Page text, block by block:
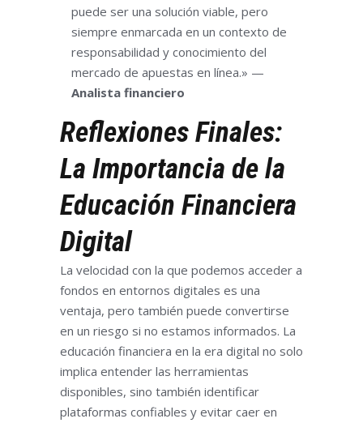
puede ser una solución viable, pero
siempre enmarcada en un contexto de
responsabilidad y conocimiento del
mercado de apuestas en línea.» —
Analista financiero
Reflexiones Finales:
La Importancia de la
Educación Financiera
Digital
La velocidad con la que podemos acceder a
fondos en entornos digitales es una
ventaja, pero también puede convertirse
en un riesgo si no estamos informados. La
educación financiera en la era digital no solo
implica entender las herramientas
disponibles, sino también identificar
plataformas confiables y evitar caer en